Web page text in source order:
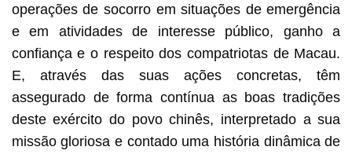
operações de socorro em situações de emergência
e em atividades de interesse público, ganho a
confiança e o respeito dos compatriotas de Macau.
E, através das suas ações concretas, têm
assegurado de forma contínua as boas tradições
deste exército do povo chinês, interpretado a sua
missão gloriosa e contado uma história dinâmica de